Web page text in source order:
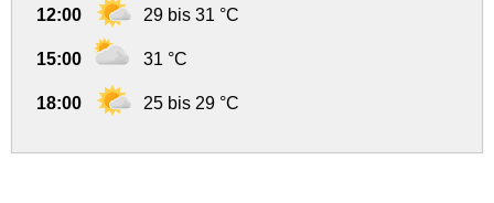
12:00 29 bis 31 °C
15:00 31 °C
18:00 25 bis 29 °C